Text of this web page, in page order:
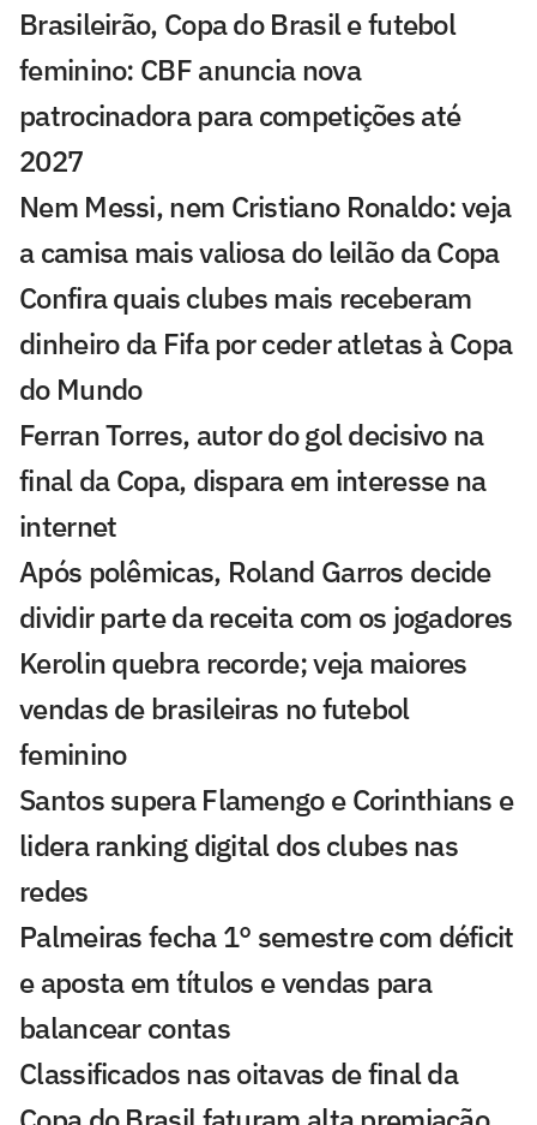
Brasileirão, Copa do Brasil e futebol
feminino: CBF anuncia nova
patrocinadora para competições até
2027
Nem Messi, nem Cristiano Ronaldo: veja
a camisa mais valiosa do leilão da Copa
Confira quais clubes mais receberam
dinheiro da Fifa por ceder atletas à Copa
do Mundo
Ferran Torres, autor do gol decisivo na
final da Copa, dispara em interesse na
internet
Após polêmicas, Roland Garros decide
dividir parte da receita com os jogadores
Kerolin quebra recorde; veja maiores
vendas de brasileiras no futebol
feminino
Santos supera Flamengo e Corinthians e
lidera ranking digital dos clubes nas
redes
Palmeiras fecha 1° semestre com déficit
e aposta em títulos e vendas para
balancear contas
Classificados nas oitavas de final da